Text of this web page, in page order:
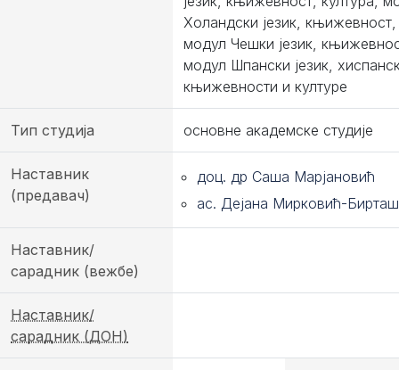
Холандски језик, књижевност,
модул Чешки језик,
модул Шпански језик,
књижевности и културе
Тип студија основне академске студије
Наставник
(предавач)
доц. др Саша Марјановић
ас. Дејана Мирковић-
Наставник/
сарадник (вежбе)
Наставник/
сарадник (ДОН)